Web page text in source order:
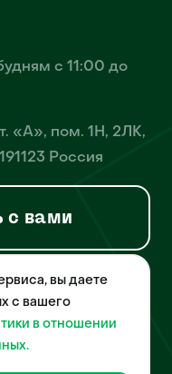
с 11:00 до
«А», пом. 1Н, 2ЛК,
Россия
с вами
животных «Пет-Ес»
информационных
и эксплуатации
деятельность
сети Интернет и
вы даете
с вашего
в отношении